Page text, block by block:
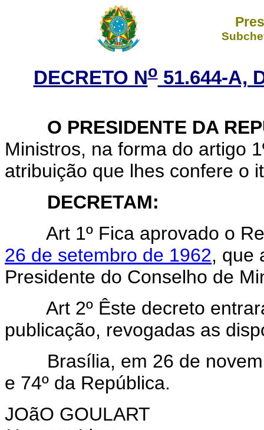
DECRETO No51.644-A,
O PRESIDENTE DA
Ministros, na forma do artigo
atribuição que lhes confere o
DECRETAM:
Art 1º Fica aprovado o
26 de setembro de 1962, que
Presidente do Conselho de
Art 2º Êste decreto
publicação, revogadas as
Brasília, em 26 de
e 74º da República.
JOãO GOULART